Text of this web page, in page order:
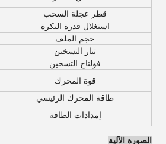
قطر عجلة السحب
استغلال قدرة البكرة
حجم الملف
تيار التسخين
فولتاج التسخين
قوة المحرك
طاقة المحرك الرئيسي
إمدادات الطاقة
الصورة الآلية